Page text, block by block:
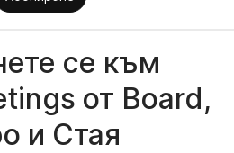
се към
от Board,
и Стая